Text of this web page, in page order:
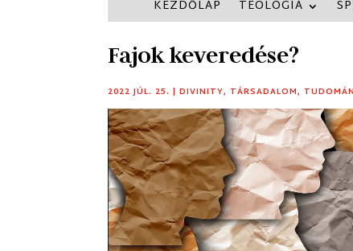
KEZDŐLAP TEOLÓGIA
Fajok keveredése?
2022 JÚL. 25. |DIVINITY, TÁRSADALOM,